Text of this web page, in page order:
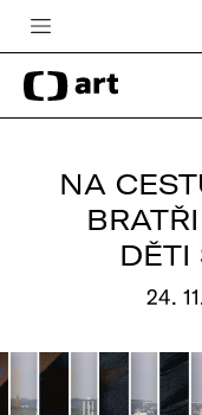
Česká televize
Zpravodajství
iVysílání
edu
Vše o ČT
NA
DĚTI
24.